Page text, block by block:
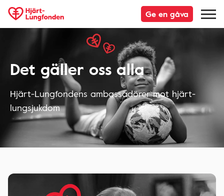
Ge en gåva
Det gäller oss alla
Hjärt-Lungfondens ambassadörer mot hjärt-
lungsjukdom